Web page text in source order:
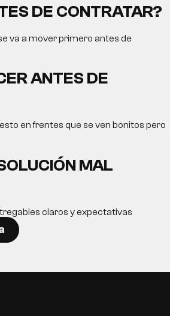
DE CONTRATAR?
va a mover primero antes de
ANTES DE
en frentes que se ven bonitos pero
MAL
claros y expectativas